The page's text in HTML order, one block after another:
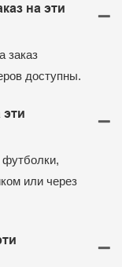
на эти
заказ
доступны.
эти
или через